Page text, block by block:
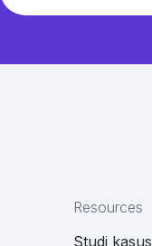
Resources
Studi kasus